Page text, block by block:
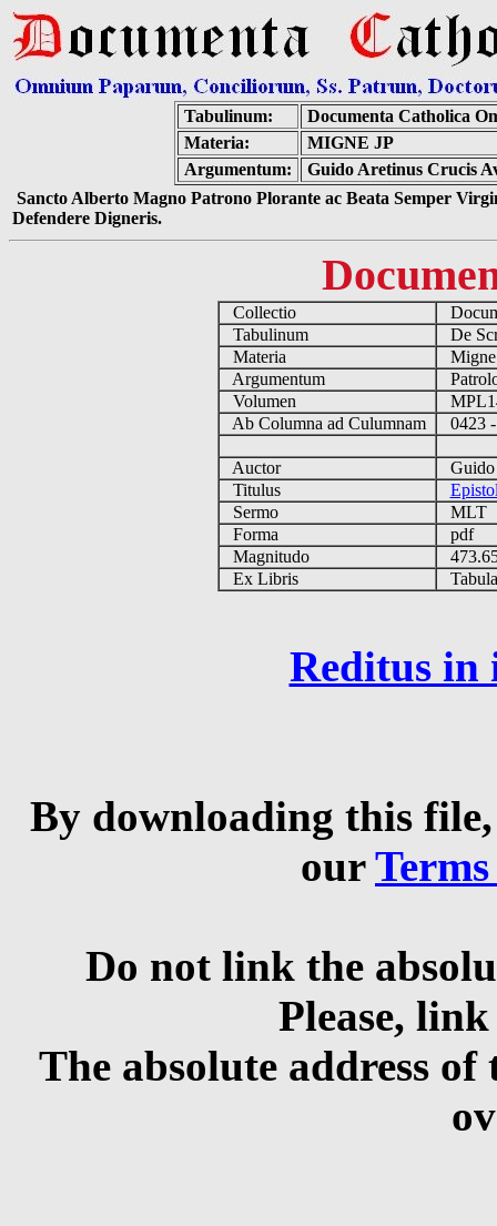
Tabulinum:
Documenta Catholica
Materia:
MIGNE JP
Argumentum:
Guido Aretinus Crucis
Sancto Alberto Magno Patrono Plorante ac Beata Semper
Defendere Digneris.
Collectio
Tabulinum
De
Materia
Argumentum
Volumen
Ab Columna ad Culumnam
0423
Auctor
Guido
Titulus
Sermo
MLT
Forma
pdf
Magnitudo
Ex Libris
Reditus in
By downloading this
our
Do not link the
Please,
The absolute address